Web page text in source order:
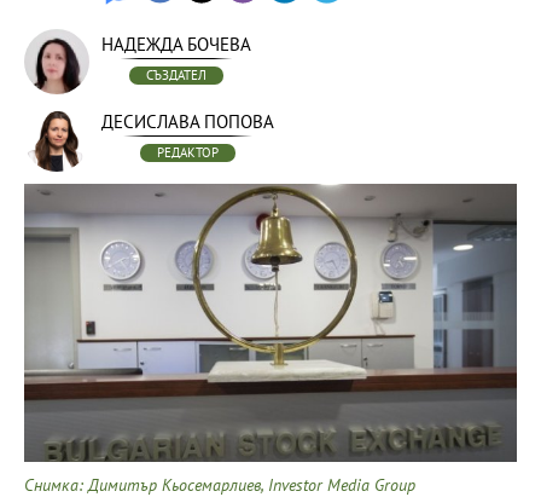
НАДЕЖДА БОЧЕВА
СЪЗДАТЕЛ
ДЕСИСЛАВА ПОПОВА
РЕДАКТОР
Снимка: Димитър Кьосемарлиев, Investor Media Group